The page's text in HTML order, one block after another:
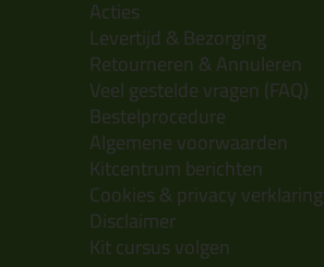
Acties
Levertijd & Bezorging
Retourneren & Annuleren
Veel gestelde vragen (FAQ)
Bestelprocedure
Algemene voorwaarden
Kitcentrum berichten
Cookies & privacy verklaring
Disclaimer
Kit cursus volgen